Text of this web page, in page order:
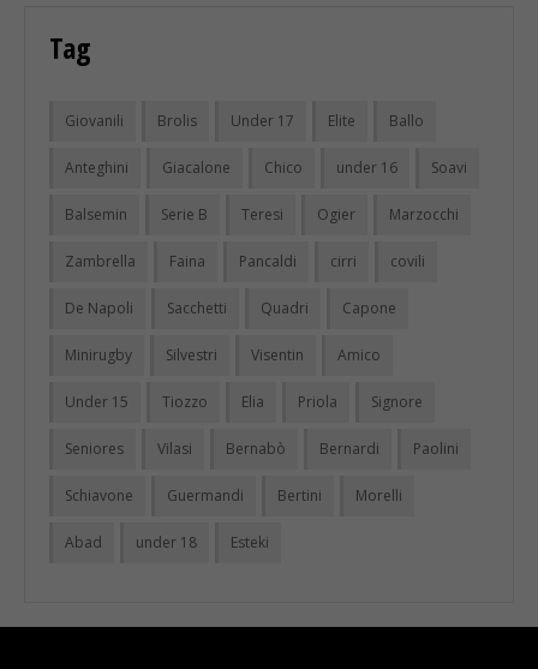
Tag
Giovanili Brolis Under 17 Elite Ballo
Anteghini Giacalone Chico under 16 Soavi
Balsemin Serie B Teresi Ogier Marzocchi
Zambrella Faina Pancaldi cirri covili
De Napoli Sacchetti Quadri Capone
Minirugby Silvestri Visentin Amico
Under 15 Tiozzo Elia Priola Signore
Seniores Vilasi Bernabò Bernardi Paolini
Schiavone Guermandi Bertini Morelli
Abad under 18 Esteki